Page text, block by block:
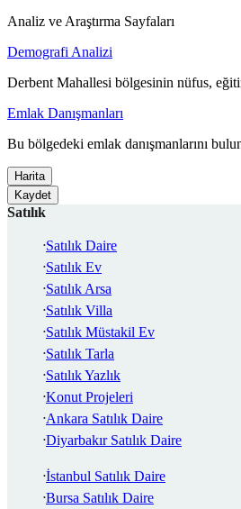
Analiz ve Araştırma Sayfaları
Demografi Analizi
Derbent Mahallesi bölgesinin nüfus,
Emlak Danışmanları
Bu bölgedeki emlak danışmanlarını
Harita
Kaydet
Satılık
Satılık Daire
Satılık Ev
Satılık Arsa
Satılık Villa
Satılık Müstakil Ev
Satılık Tarla
Satılık Yazlık
Konut Projeleri
Ankara Satılık Daire
Diyarbakır Satılık Daire
İstanbul Satılık Daire
Bursa Satılık Daire